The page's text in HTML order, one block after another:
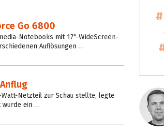
Go 6800
Notebooks mit 17"-WideScreen-
Auflösungen …
Netzteil zur Schau stellte, legte
wurde ein …